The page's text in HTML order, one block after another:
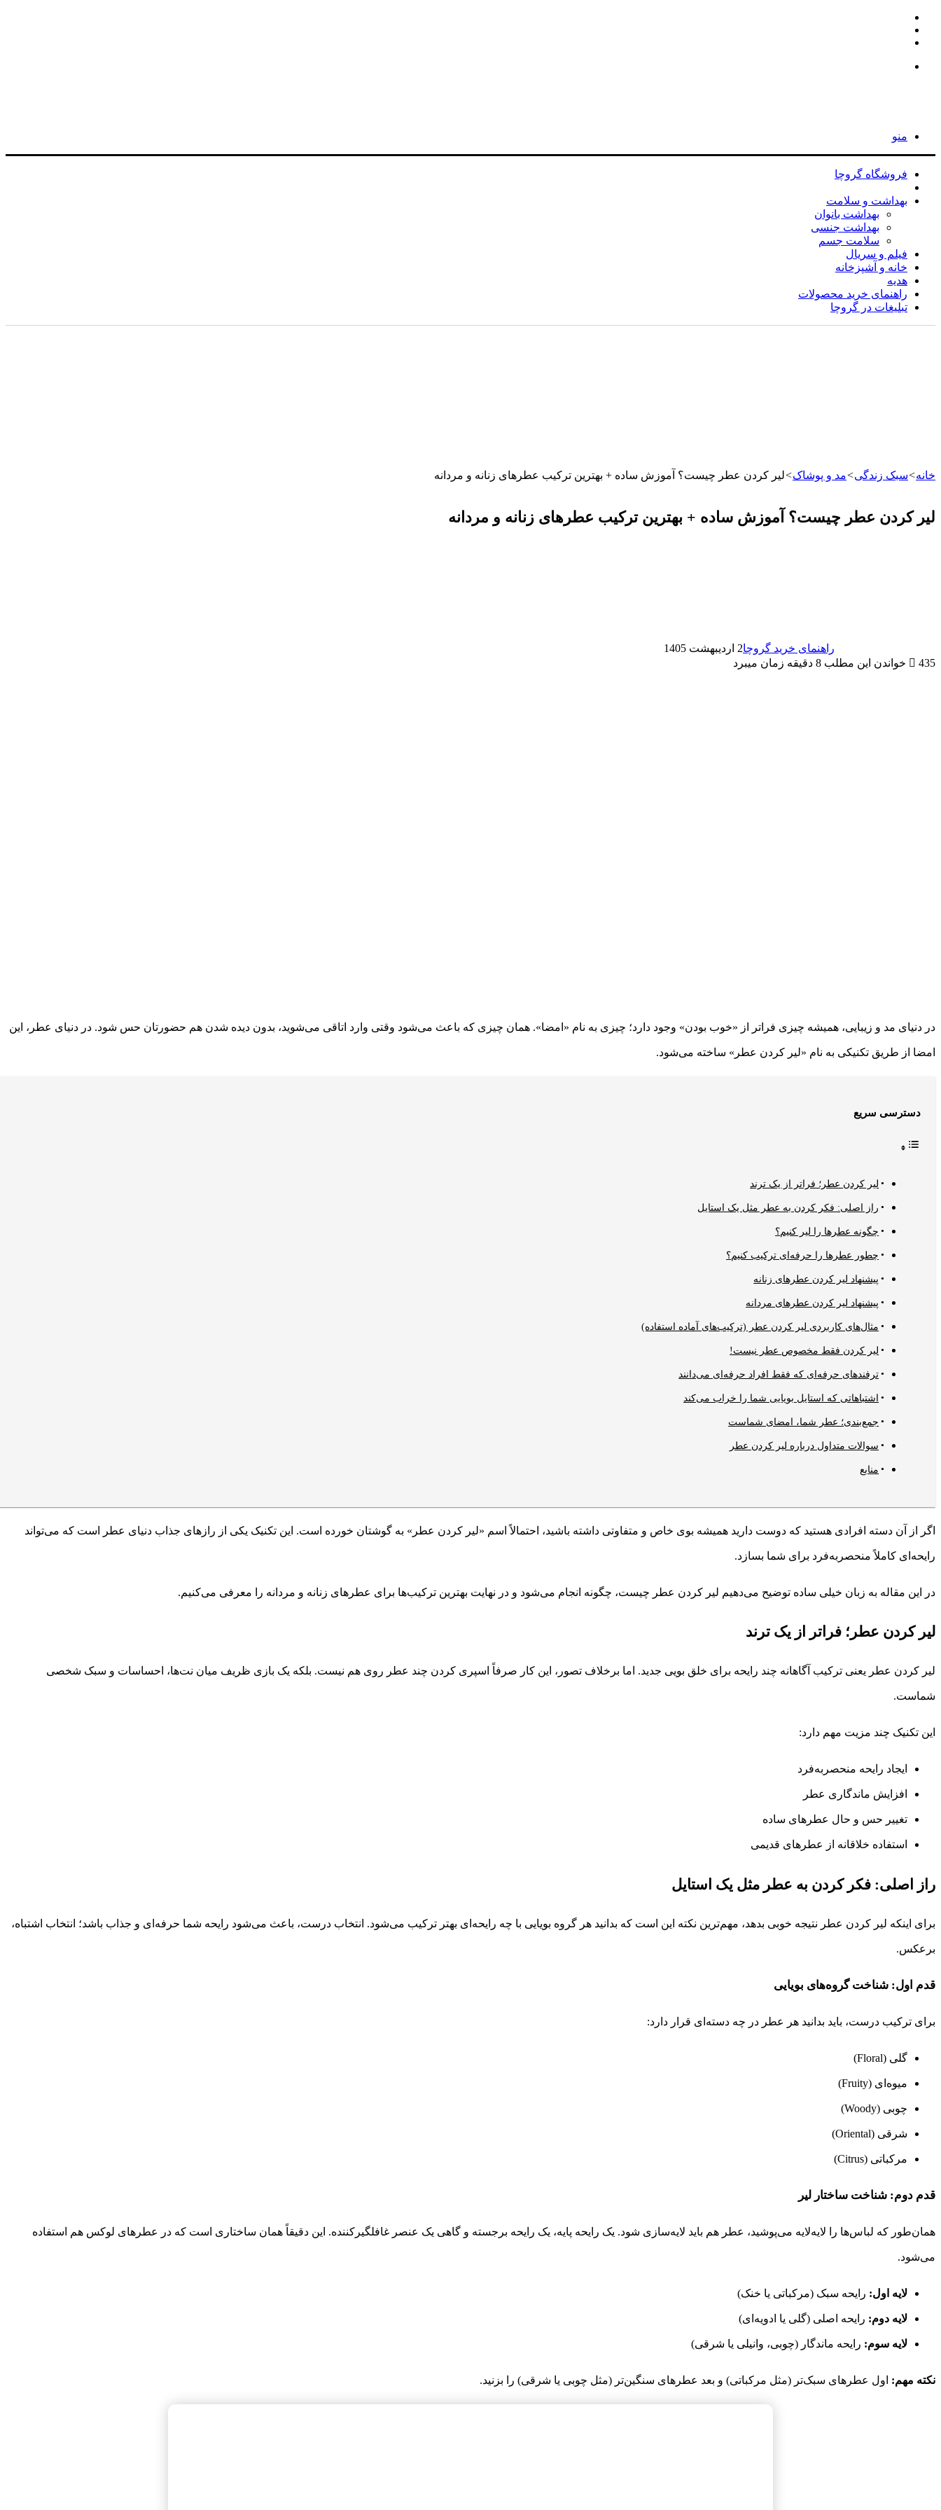
منو
فروشگاه گروچا
بهداشت و سلامت
بهداشت بانوان
بهداشت جنسی
سلامت جسم
فیلم و سریال
خانه و آشپزخانه
هدیه
راهنمای خرید محصولات
تبلیغات در گروچا
خانه>سبک زندگی>مد و پوشاک>لیر کردن عطر چیست؟ آموزش ساده + بهترین ترکیب عطرهای زنانه و مردانه
لیر کردن عطر چیست؟ آموزش ساده + بهترین ترکیب عطرهای زنانه و مردانه
راهنمای خرید گروچا2 اردیبهشت 1405
435
خواندن این مطلب 8 دقیقه زمان میبرد
در دنیای مد و زیبایی، همیشه چیزی فراتر از «خوب بودن» وجود دارد؛ چیزی به نام «امضا». همان چیزی که باعث می‌شود وقتی وارد اتاقی می‌شوید، بدون دیده شدن هم حضورتان حس شود. در دنیای عطر، این
امضا از طریق تکنیکی به نام «لیر کردن عطر» ساخته می‌شود.
دسترسی سریع
لیر کردن عطر؛ فراتر از یک ترند
راز اصلی: فکر کردن به عطر مثل یک استایل
چگونه عطرها را لیر کنیم؟
چطور عطرها را حرفه‌ای ترکیب کنیم؟
پیشنهاد لیر کردن عطرهای زنانه
پیشنهاد لیر کردن عطرهای مردانه
مثال‌های کاربردی لیر کردن عطر (ترکیب‌های آماده استفاده)
لیر کردن فقط مخصوص عطر نیست!
ترفندهای حرفه‌ای که فقط افراد حرفه‌ای می‌دانند
اشتباهاتی که استایل بویایی شما را خراب می‌کند
جمع‌بندی؛ عطر شما، امضای شماست
سوالات متداول درباره لیر کردن عطر
منابع
اگر از آن دسته افرادی هستید که دوست دارید همیشه بوی خاص و متفاوتی داشته باشید، احتمالاً اسم «لیر کردن عطر» به گوشتان خورده است. این تکنیک یکی از رازهای جذاب دنیای عطر است که می‌تواند
رایحه‌ای کاملاً منحصر‌به‌فرد برای شما بسازد.
در این مقاله به زبان خیلی ساده توضیح می‌دهیم لیر کردن عطر چیست، چگونه انجام می‌شود و در نهایت بهترین ترکیب‌ها برای عطرهای زنانه و مردانه را معرفی می‌کنیم.
لیر کردن عطر؛ فراتر از یک ترند
لیر کردن عطر یعنی ترکیب آگاهانه چند رایحه برای خلق بویی جدید. اما برخلاف تصور، این کار صرفاً اسپری کردن چند عطر روی هم نیست. بلکه یک بازی ظریف میان نت‌ها، احساسات و سبک شخصی
شماست.
این تکنیک چند مزیت مهم دارد:
ایجاد رایحه منحصر‌به‌فرد
افزایش ماندگاری عطر
تغییر حس و حال عطرهای ساده
استفاده خلاقانه از عطرهای قدیمی
راز اصلی: فکر کردن به عطر مثل یک استایل
برای اینکه لیر کردن عطر نتیجه خوبی بدهد، مهم‌ترین نکته این است که بدانید هر گروه بویایی با چه رایحه‌ای بهتر ترکیب می‌شود. انتخاب درست، باعث می‌شود رایحه شما حرفه‌ای و جذاب باشد؛ انتخاب اشتباه،
برعکس.
قدم اول: شناخت گروه‌های بویایی
برای ترکیب درست، باید بدانید هر عطر در چه دسته‌ای قرار دارد:
گلی (Floral)
میوه‌ای (Fruity)
چوبی (Woody)
شرقی (Oriental)
مرکباتی (Citrus)
قدم دوم: شناخت ساختار لیر
همان‌طور که لباس‌ها را لایه‌لایه می‌پوشید، عطر هم باید لایه‌سازی شود. یک رایحه پایه، یک رایحه برجسته و گاهی یک عنصر غافلگیرکننده. این دقیقاً همان ساختاری است که در عطرهای لوکس هم استفاده
می‌شود.
لایه اول: رایحه سبک (مرکباتی یا خنک)
لایه دوم: رایحه اصلی (گلی یا ادویه‌ای)
لایه سوم: رایحه ماندگار (چوبی، وانیلی یا شرقی)
نکته مهم: اول عطرهای سبک‌تر (مثل مرکباتی) و بعد عطرهای سنگین‌تر (مثل چوبی یا شرقی) را بزنید.